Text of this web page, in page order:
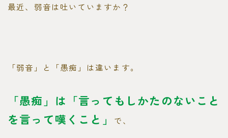
最近、弱音は吐いていますか？
「弱音」と「愚痴」は違います。
「愚痴」は「言ってもしかたのないこと
を言って嘆くこと」
で、